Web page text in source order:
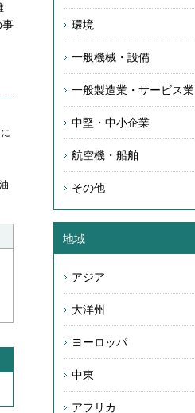
事
環境
一般機械・設備
一般製造業・サービス業
中堅・中小企業
航空機・船舶
その他
地域
アジア
大洋州
ヨーロッパ
中東
アフリカ